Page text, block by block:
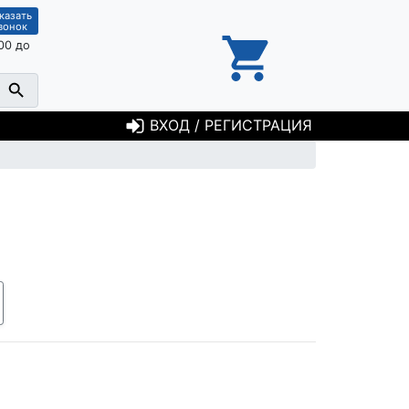
до
ВХОД / РЕГИСТРАЦИЯ